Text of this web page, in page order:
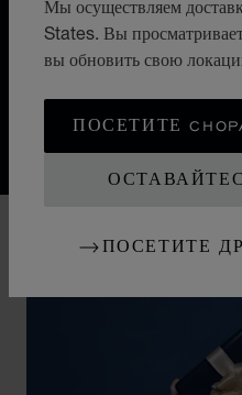
Мы осуществляем
States. Вы
вы обновить свою
ПОСЕТИТЕ
ПОСЕТИТЕ
сложными
зарегистрированных
свидетельствуют о
Discover Chopard